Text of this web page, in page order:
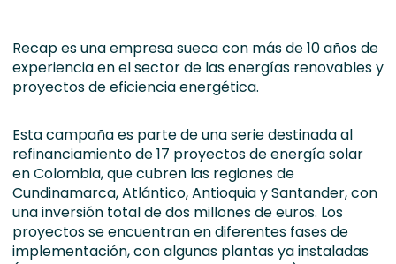
Recap es una empresa sueca con más de 10 años de
experiencia en el sector de las energías renovables y
proyectos de eficiencia energética.
Esta campaña es parte de una serie destinada al
refinanciamiento de 17 proyectos de energía solar
en Colombia, que cubren las regiones de
Cundinamarca, Atlántico, Antioquia y Santander, con
una inversión total de dos millones de euros. Los
proyectos se encuentran en diferentes fases de
implementación, con algunas plantas ya instaladas